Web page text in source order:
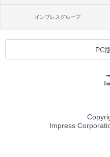
インプレスグループ
PC
Impress